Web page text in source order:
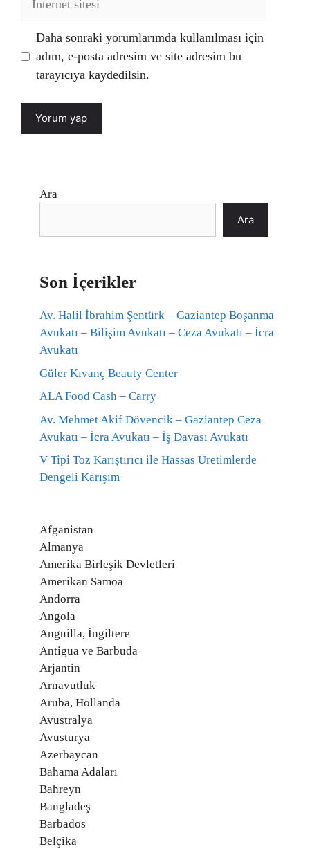
Daha sonraki yorumlarımda kullanılması için
adım, e-posta adresim ve site adresim bu
tarayıcıya kaydedilsin.
Ara
Ara
Son İçerikler
Av. Halil İbrahim Şentürk – Gaziantep Boşanma
Avukatı – Bilişim Avukatı – Ceza Avukatı – İcra
Avukatı
Güler Kıvanç Beauty Center
ALA Food Cash – Carry
Av. Mehmet Akif Dövencik – Gaziantep Ceza
Avukatı – İcra Avukatı – İş Davası Avukatı
V Tipi Toz Karıştırıcı ile Hassas Üretimlerde
Dengeli Karışım
Afganistan
Almanya
Amerika Birleşik Devletleri
Amerikan Samoa
Andorra
Angola
Anguilla, İngiltere
Antigua ve Barbuda
Arjantin
Arnavutluk
Aruba, Hollanda
Avustralya
Avusturya
Azerbaycan
Bahama Adaları
Bahreyn
Bangladeş
Barbados
Belçika